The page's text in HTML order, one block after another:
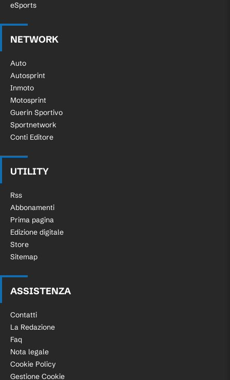
eSports
NETWORK
Auto
Autosprint
Inmoto
Motosprint
Guerin Sportivo
Sportnetwork
Conti Editore
UTILITY
Rss
Abbonamenti
Prima pagina
Edizione digitale
Store
Sitemap
ASSISTENZA
Contatti
La Redazione
Faq
Nota legale
Cookie Policy
Gestione Cookie